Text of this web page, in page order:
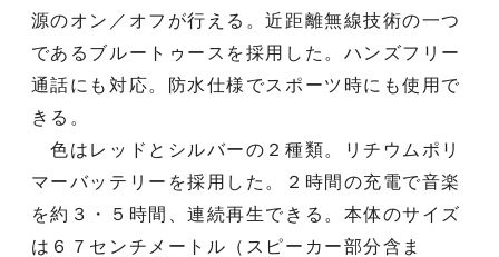
源のオン／オフが行える。近距離無線技術の一つ
であるブルートゥースを採用した。ハンズフリー
通話にも対応。防水仕様でスポーツ時にも使用で
きる。
色はレッドとシルバーの２種類。リチウムポリ
マーバッテリーを採用した。２時間の充電で音楽
を約３・５時間、連続再生できる。本体のサイズ
は６７センチメートル（スピーカー部分含ま